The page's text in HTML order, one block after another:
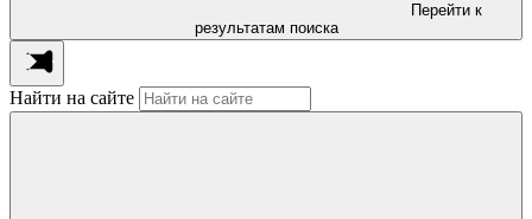
Перейти к
результатам поиска
Найти на сайте